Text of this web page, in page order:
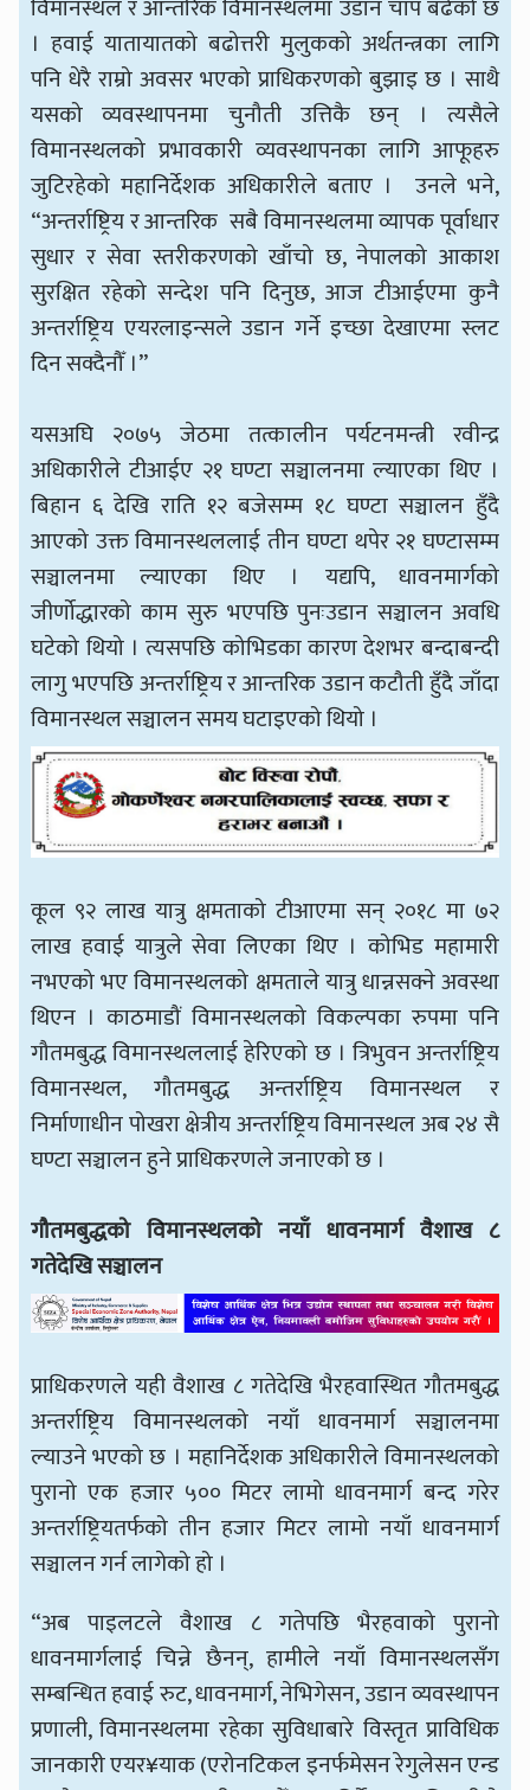
विमानस्थल र आन्तरिक विमानस्थलमा उडान चाप बढेको छ
। हवाई यातायातको बढोत्तरी मुलुकको अर्थतन्त्रका लागि
पनि धेरै राम्रो अवसर भएको प्राधिकरणको बुझाइ छ । साथै
यसको व्यवस्थापनमा चुनौती उत्तिकै छन् । त्यसैले
विमानस्थलको प्रभावकारी व्यवस्थापनका लागि आफूहरु
जुटिरहेको महानिर्देशक अधिकारीले बताए । उनले भने,
“अन्तर्राष्ट्रिय र आन्तरिक सबै विमानस्थलमा व्यापक पूर्वाधार
सुधार र सेवा स्तरीकरणको खाँचो छ, नेपालको आकाश
सुरक्षित रहेको सन्देश पनि दिनुछ, आज टीआईएमा कुनै
अन्तर्राष्ट्रिय एयरलाइन्सले उडान गर्ने इच्छा देखाएमा स्लट
दिन सक्दैनौँ ।”
यसअघि २०७५ जेठमा तत्कालीन पर्यटनमन्त्री रवीन्द्र
अधिकारीले टीआईए २१ घण्टा सञ्चालनमा ल्याएका थिए ।
बिहान ६ देखि राति १२ बजेसम्म १८ घण्टा सञ्चालन हुँदै
आएको उक्त विमानस्थललाई तीन घण्टा थपेर २१ घण्टासम्म
सञ्चालनमा ल्याएका थिए । यद्यपि, धावनमार्गको
जीर्णोद्धारको काम सुरु भएपछि पुनःउडान सञ्चालन अवधि
घटेको थियो । त्यसपछि कोभिडका कारण देशभर बन्दाबन्दी
लागु भएपछि अन्तर्राष्ट्रिय र आन्तरिक उडान कटौती हुँदै जाँदा
विमानस्थल सञ्चालन समय घटाइएको थियो ।
कूल ९२ लाख यात्रु क्षमताको टीआएमा सन् २०१८ मा ७२
लाख हवाई यात्रुले सेवा लिएका थिए । कोभिड महामारी
नभएको भए विमानस्थलको क्षमताले यात्रु धान्नसक्ने अवस्था
थिएन । काठमाडौं विमानस्थलको विकल्पका रुपमा पनि
गौतमबुद्ध विमानस्थललाई हेरिएको छ । त्रिभुवन अन्तर्राष्ट्रिय
विमानस्थल, गौतमबुद्ध अन्तर्राष्ट्रिय विमानस्थल र
निर्माणाधीन पोखरा क्षेत्रीय अन्तर्राष्ट्रिय विमानस्थल अब २४ सै
घण्टा सञ्चालन हुने प्राधिकरणले जनाएको छ ।
गौतमबुद्धको विमानस्थलको नयाँ धावनमार्ग वैशाख ८
गतेदेखि सञ्चालन
प्राधिकरणले यही वैशाख ८ गतेदेखि भैरहवास्थित गौतमबुद्ध
अन्तर्राष्ट्रिय विमानस्थलको नयाँ धावनमार्ग सञ्चालनमा
ल्याउने भएको छ । महानिर्देशक अधिकारीले विमानस्थलको
पुरानो एक हजार ५०० मिटर लामो धावनमार्ग बन्द गरेर
अन्तर्राष्ट्रियतर्फको तीन हजार मिटर लामो नयाँ धावनमार्ग
सञ्चालन गर्न लागेको हो ।
“अब पाइलटले वैशाख ८ गतेपछि भैरहवाको पुरानो
धावनमार्गलाई चिन्ने छैनन्, हामीले नयाँ विमानस्थलसँग
सम्बन्धित हवाई रुट, धावनमार्ग, नेभिगेसन, उडान व्यवस्थापन
प्रणाली, विमानस्थलमा रहेका सुविधाबारे विस्तृत प्राविधिक
जानकारी एयर¥याक (एरोनटिकल इनर्फमेसन रेगुलेसन एन्ड